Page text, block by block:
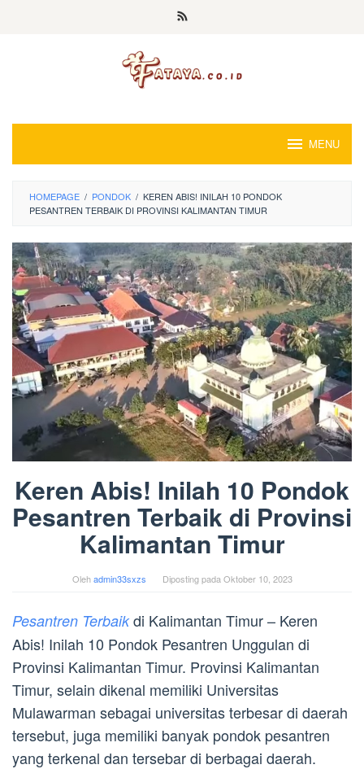
MENU
HOMEPAGE / PONDOK / KEREN ABIS! INILAH 10 PONDOK
PESANTREN TERBAIK DI PROVINSI KALIMANTAN TIMUR
Keren Abis! Inilah 10 Pondok
Pesantren Terbaik di Provinsi
Kalimantan Timur
Olehadmin33sxzs Diposting pada Oktober 10, 2023
Pesantren Terbaikdi Kalimantan Timur – Keren
Abis! Inilah 10 Pondok Pesantren Unggulan di
Provinsi Kalimantan Timur. Provinsi Kalimantan
Timur, selain dikenal memiliki Universitas
Mulawarman sebagai universitas terbesar di daerah
tersebut, juga memiliki banyak pondok pesantren
yang terkenal dan tersebar di berbagai daerah.